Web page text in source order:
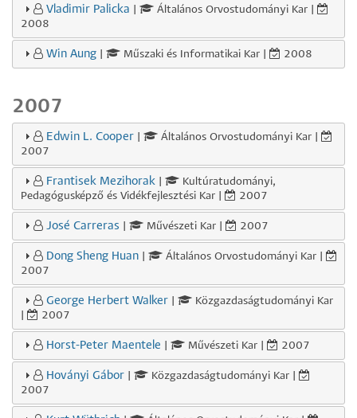
Vladimir Palicka
Általános Orvostudományi Kar |
2008
Win Aung Műszaki és Informatikai Kar | 2008
2007
Edwin L. Cooper
Általános Orvostudományi Kar |
2007
Frantisek Mezihorak
Kultúratudományi,
Pedagógusképző és Vidékfejlesztési Kar |
2007
José Carreras Művészeti Kar | 2007
Dong Sheng Huan
Általános Orvostudományi Kar |
2007
George Herbert Walker
Közgazdaságtudományi Kar
2007
Horst-Peter Maentele Művészeti Kar | 2007
Hoványi Gábor
Közgazdaságtudományi Kar |
2007